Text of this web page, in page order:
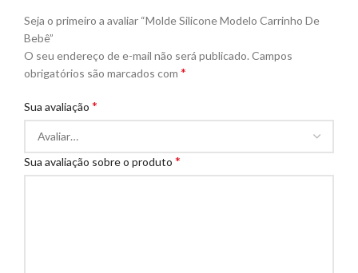
Seja o primeiro a avaliar “Molde Silicone Modelo Carrinho De
Bebê”
O seu endereço de e-mail não será publicado.Campos
obrigatórios são marcados com *
Sua avaliação *
Sua avaliação sobre o produto *